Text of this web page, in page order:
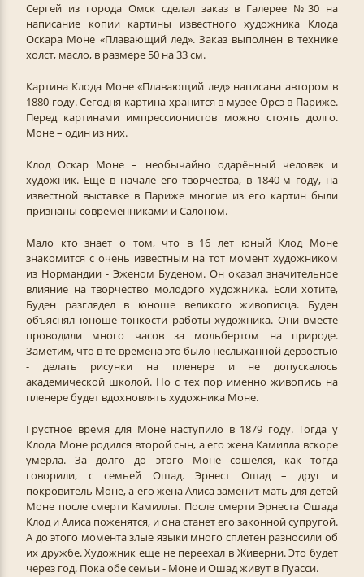
Сергей из города Омск сделал заказ в Галерее №30 на
написание копии картины известного художника Клода
Оскара Моне «Плавающий лед». Заказ выполнен в технике
холст, масло, в размере 50 на 33 см.
Картина Клода Моне «Плавающий лед» написана автором в
1880 году. Сегодня картина хранится в музее Орсэ в Париже.
Перед картинами импрессионистов можно стоять долго.
Моне – один из них.
Клод Оскар Моне – необычайно одарённый человек и
художник. Еще в начале его творчества, в 1840-м году, на
известной выставке в Париже многие из его картин были
признаны современниками и Салоном.
Мало кто знает о том, что в 16 лет юный Клод Моне
знакомится с очень известным на тот момент художником
из Нормандии - Эженом Буденом. Он оказал значительное
влияние на творчество молодого художника. Если хотите,
Буден разглядел в юноше великого живописца. Буден
объяснял юноше тонкости работы художника. Они вместе
проводили много часов за мольбертом на природе.
Заметим, что в те времена это было неслыханной дерзостью
- делать рисунки на пленере и не допускалось
академической школой. Но с тех пор именно живопись на
пленере будет вдохновлять художника Моне.
Грустное время для Моне наступило в 1879 году. Тогда у
Клода Моне родился второй сын, а его жена Камилла вскоре
умерла. За долго до этого Моне сошелся, как тогда
говорили, с семьей Ошад. Эрнест Ошад – друг и
покровитель Моне, а его жена Алиса заменит мать для детей
Моне после смерти Камиллы. После смерти Эрнеста Ошада
Клод и Алиса поженятся, и она станет его законной супругой.
А до этого момента злые языки много сплетен разносили об
их дружбе. Художник еще не переехал в Живерни. Это будет
через год. Пока обе семьи - Моне и Ошад живут в Пуасси.